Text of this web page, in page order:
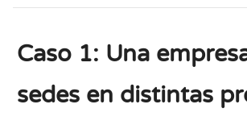
Caso 1: Una
sedes en distintas